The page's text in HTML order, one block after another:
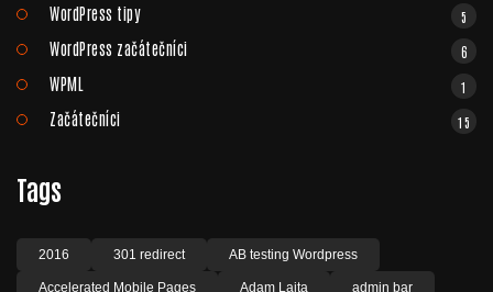
WordPress tipy 5
WordPress začátečníci 6
WPML 1
Začátečníci 15
Tags
2016 301 redirect AB testing Wordpress
Accelerated Mobile Pages Adam Laita admin bar